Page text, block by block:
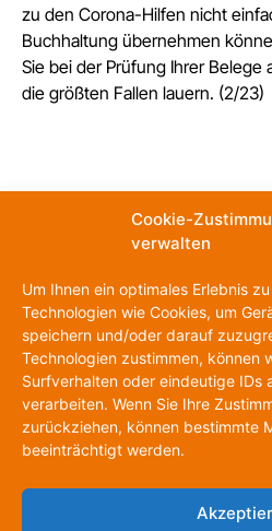
Cookie-
verwalten
Um Ihnen ein optimales Erlebnis
Technologien wie Cookies, um
speichern und/oder darauf
Technologien zustimmen, können
Surfverhalten oder eindeutige IDs
verarbeiten. Wenn Sie Ihre
zurückziehen, können bestimmte
beeinträchtigt werden.
zu den Corona-Hilfen nicht
Buchhaltung übernehmen
Sie bei der Prüfung Ihrer
die größten Fallen lauern. (2/23)